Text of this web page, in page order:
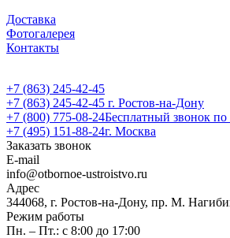
Доставка
Фотогалерея
Контакты
+7 (863) 245-42-45
+7 (863) 245-42-45 г. Ростов-на-Дону
+7 (800) 775-08-24Бесплатный звонок по
+7 (495) 151-88-24г. Москва
Заказать звонок
E-mail
info@otbornoe-ustroistvo.ru
Адрес
344068, г. Ростов-на-Дону, пр. М.
Режим работы
Пн. – Пт.: с 8:00 до 17:00